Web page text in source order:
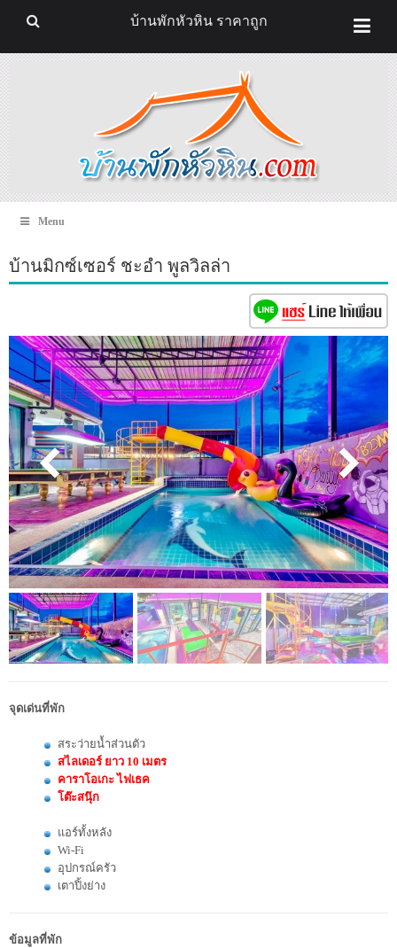
Menu
บ้านมิกซ์เซอร์ ชะอำ พูลวิลล่า
จุดเด่นที่พัก
สระว่ายน้ำส่วนตัว
สไลเดอร์ ยาว 10 เมตร
คาราโอเกะ ไฟเธค
โต๊ะสนุ๊ก
แอร์ทั้งหลัง
Wi-Fi
อุปกรณ์ครัว
เตาปิ้งย่าง
ข้อมูลที่พัก
บ้านพักหัวหิน ราคาถูก